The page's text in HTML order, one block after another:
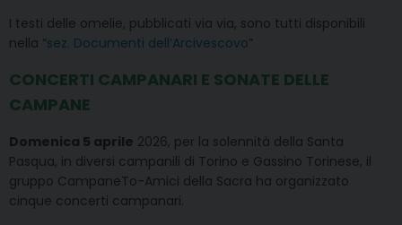
I testi delle omelie, pubblicati via via, sono tutti disponibili
nella “sez. Documenti dell’Arcivescovo”
CONCERTI CAMPANARI E SONATE DELLE
CAMPANE
Domenica 5 aprile 2026, per la solennità della Santa
Pasqua, in diversi campanili di Torino e Gassino Torinese, il
gruppo CampaneTo-Amici della Sacra ha organizzato
cinque concerti campanari.